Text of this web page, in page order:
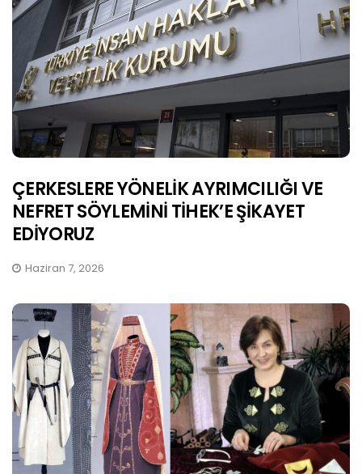
ÇERKESLERE YÖNELİK AYRIMCILIĞI VE
NEFRET SÖYLEMİNİ TİHEK’E ŞİKAYET
EDİYORUZ
Haziran 7, 2026